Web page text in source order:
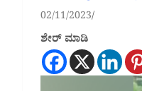
02/11/2023
ಶೇರ್ ಮಾಡಿ